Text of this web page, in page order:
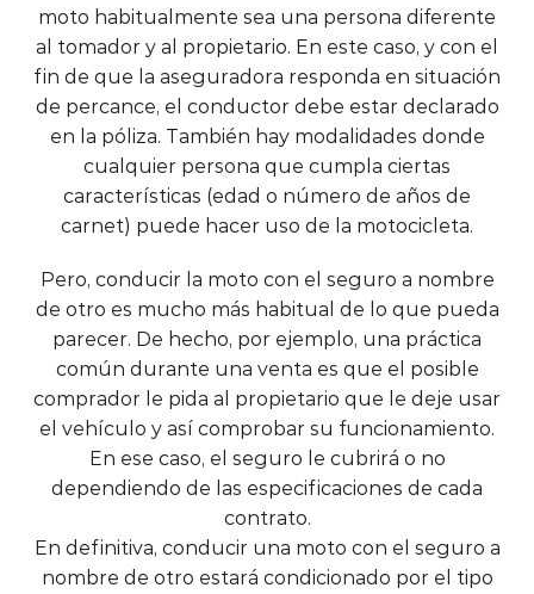
moto habitualmente sea una persona diferente
al tomador y al propietario. En este caso, y con el
fin de que la aseguradora responda en situación
de percance, el conductor debe estar declarado
en la póliza. También hay modalidades donde
cualquier persona que cumpla ciertas
características (edad o número de años de
carnet) puede hacer uso de la motocicleta.
Pero, conducir la moto con el seguro a nombre
de otro es mucho más habitual de lo que pueda
parecer. De hecho, por ejemplo, una práctica
común durante una venta es que el posible
comprador le pida al propietario que le deje usar
el vehículo y así comprobar su funcionamiento.
En ese caso, el seguro le cubrirá o no
dependiendo de las especificaciones de cada
contrato.
En definitiva, conducir una moto con el seguro a
nombre de otro estará condicionado por el tipo